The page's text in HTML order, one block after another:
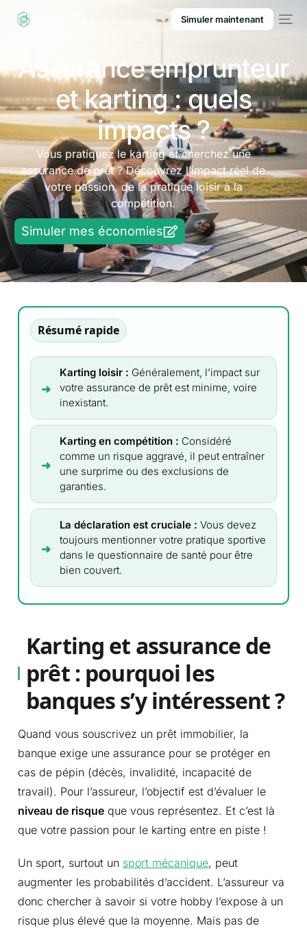
Simuler maintenant
Assurance emprunteur
et karting : quels
impacts ?
Vous pratiquez le karting et cherchez une
assurance de prêt ? Découvrez l’impact réel de
votre passion, de la pratique loisir à la
compétition.
Simuler mes économies
Résumé rapide
Karting loisir : Généralement, l’impact sur
votre assurance de prêt est minime, voire
inexistant.
Karting en compétition : Considéré
comme un risque aggravé, il peut entraîner
une surprime ou des exclusions de
garanties.
La déclaration est cruciale : Vous devez
toujours mentionner votre pratique sportive
dans le questionnaire de santé pour être
bien couvert.
Karting et assurance de
prêt : pourquoi les
banques s’y intéressent ?
Quand vous souscrivez un prêt immobilier, la
banque exige une assurance pour se protéger en
cas de pépin (décès, invalidité, incapacité de
travail). Pour l’assureur, l’objectif est d’évaluer le
niveau de risque que vous représentez. Et c’est là
que votre passion pour le karting entre en piste !
Un sport, surtout un sport mécanique, peut
augmenter les probabilités d’accident. L’assureur va
donc chercher à savoir si votre hobby l’expose à un
risque plus élevé que la moyenne. Mais pas de